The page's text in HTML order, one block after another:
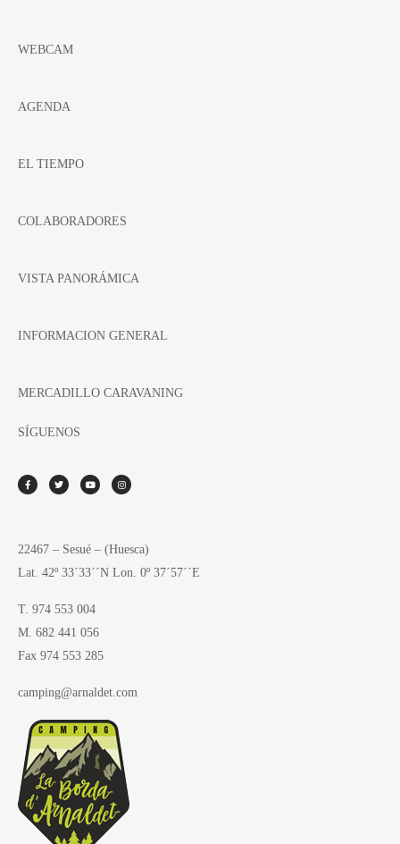
WEBCAM
AGENDA
EL TIEMPO
COLABORADORES
VISTA PANORÁMICA
INFORMACION GENERAL
MERCADILLO CARAVANING
SÍGUENOS
22467 – Sesué – (Huesca)
Lat. 42º 33´33´´N Lon. 0º 37´57´´E
T. 974 553 004
M. 682 441 056
Fax 974 553 285
camping@arnaldet.com